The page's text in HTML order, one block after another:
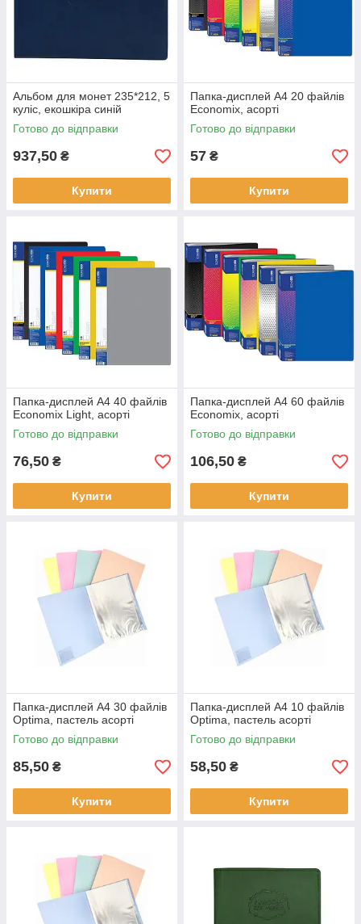
Альбом для монет 235*212, 5
куліс, екошкіра синій
Готово до відправки
937,50 ₴
Купити
Папка-дисплей А4 20 файлів
Economix, асорті
Готово до відправки
57 ₴
Купити
Папка-дисплей А4 40 файлів
Economix Light, асорті
Готово до відправки
76,50 ₴
Купити
Папка-дисплей А4 60 файлів
Economix, асорті
Готово до відправки
106,50 ₴
Купити
Папка-дисплей А4 30 файлів
Optima, пастель асорті
Готово до відправки
85,50 ₴
Купити
Папка-дисплей А4 10 файлів
Optima, пастель асорті
Готово до відправки
58,50 ₴
Купити